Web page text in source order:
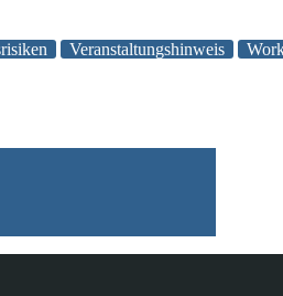
Veranstaltungshinweis